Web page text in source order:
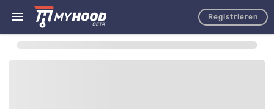
Registrieren